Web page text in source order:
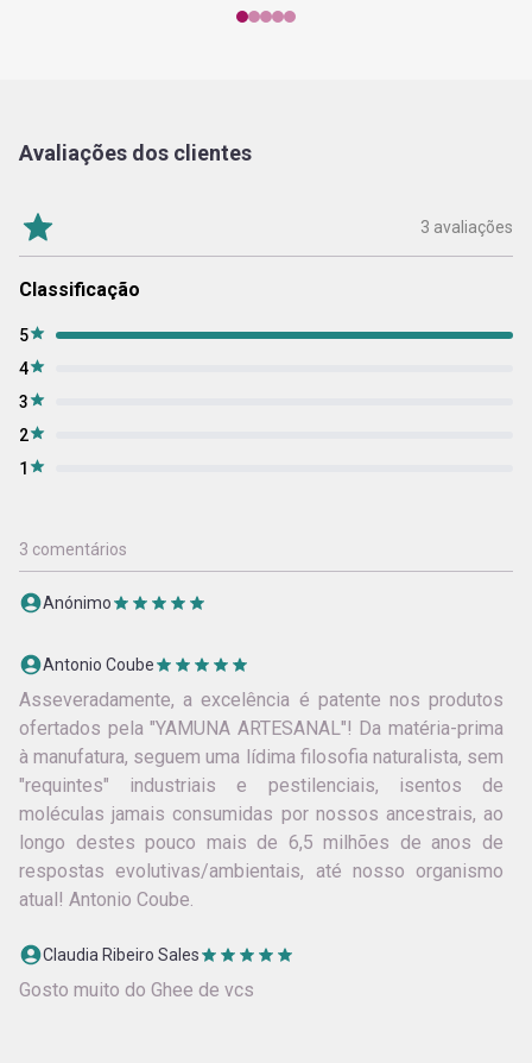
Avaliações dos clientes
3 avaliações
Classificação
5
4
3
2
1
3 comentários
Anónimo
Antonio Coube
Asseveradamente, a excelência é patente nos produtos
ofertados pela "YAMUNA ARTESANAL"! Da matéria-prima
à manufatura, seguem uma lídima filosofia naturalista, sem
"requintes" industriais e pestilenciais, isentos de
moléculas jamais consumidas por nossos ancestrais, ao
longo destes pouco mais de 6,5 milhões de anos de
respostas evolutivas/ambientais, até nosso organismo
atual! Antonio Coube.
Claudia Ribeiro Sales
Gosto muito do Ghee de vcs